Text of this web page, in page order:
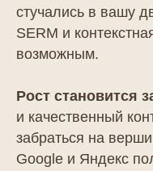
стучались в вашу
SERM и
возможным.
Рост становится
и качественный
забраться на
Google и Яндекс